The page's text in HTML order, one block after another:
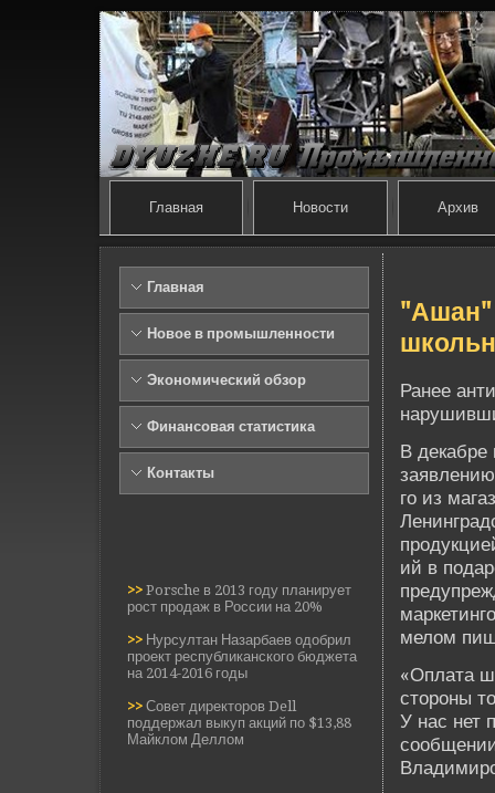
Главная Новости Архив
Главная
Новое в промышленности
Экономический обзор
Финансовая статистика
Контакты
>> Porsche в 2013 году планирует
рост продаж в России на 20%
>> Нурсултан Назарбаев одобрил
проект республиканского бюджета
на 2014-2016 годы
>> Совет директоров Dell
поддержал выкуп акций по $13,88
Майклом Деллом
"Ашан"
Ранее
В
го из
ий в
мелом
«Оплата
стороны
У нас нет